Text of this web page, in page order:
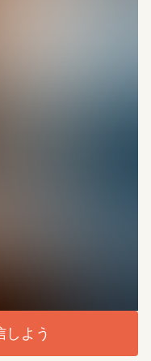
しよう